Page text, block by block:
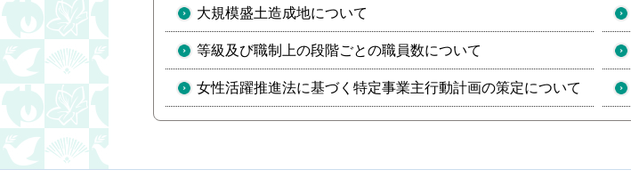
大規模盛土造成地について
等級及び職制上の段階ごとの職員数について
女性活躍推進法に基づく特定事業主行動計画の策定について